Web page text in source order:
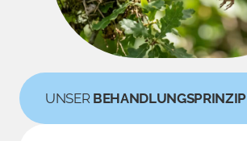
UNSER BEHANDLUNGSPRINZIP